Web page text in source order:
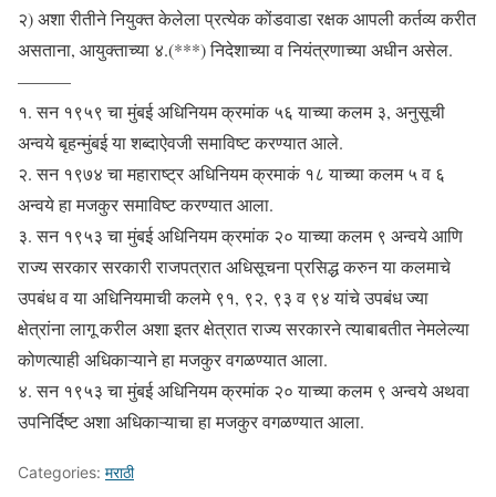
२) अशा रीतीने नियुक्त केलेला प्रत्येक कोंडवाडा रक्षक आपली कर्तव्य करीत
असताना, आयुक्ताच्या ४.(***) निदेशाच्या व नियंत्रणाच्या अधीन असेल.
———
१. सन १९५९ चा मुंबई अधिनियम क्रमांक ५६ याच्या कलम ३, अनुसूची
अन्वये बृहन्मुंबई या शब्दाऐवजी समाविष्ट करण्यात आले.
२. सन १९७४ चा महाराष्ट्र अधिनियम क्रमाकं १८ याच्या कलम ५ व ६
अन्वये हा मजकुर समाविष्ट करण्यात आला.
३. सन १९५३ चा मुंबई अधिनियम क्रमांक २० याच्या कलम ९ अन्वये आणि
राज्य सरकार सरकारी राजपत्रात अधिसूचना प्रसिद्ध करुन या कलमाचे
उपबंध व या अधिनियमाची कलमे ९१, ९२, ९३ व ९४ यांचे उपबंध ज्या
क्षेत्रांना लागू करील अशा इतर क्षेत्रात राज्य सरकारने त्याबाबतीत नेमलेल्या
कोणत्याही अधिकाऱ्याने हा मजकुर वगळण्यात आला.
४. सन १९५३ चा मुंबई अधिनियम क्रमांक २० याच्या कलम ९ अन्वये अथवा
उपनिर्दिष्ट अशा अधिकाऱ्याचा हा मजकुर वगळण्यात आला.
Categories: मराठी